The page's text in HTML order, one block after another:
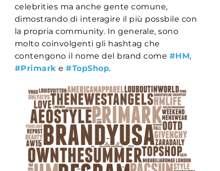
celebrities ma anche gente comune,
dimostrando di interagire il più possbile con
la propria community. In generale, sono
molto coinvolgenti gli hashtag che
contengono il nome del brand come #HM,
#Primarke#TopShop.